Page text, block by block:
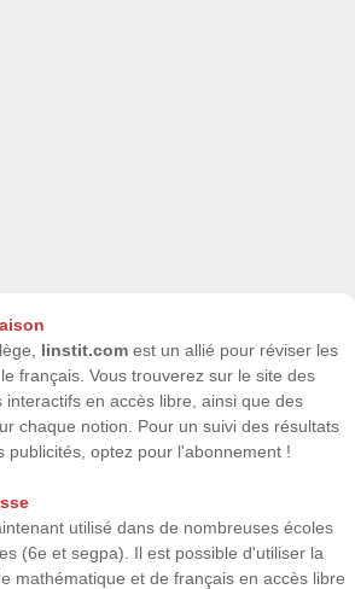
linstit.com est un allié pour réviser les
français. Vous trouverez sur le site des
interactifs en accès libre, ainsi que des
chaque notion. Pour un suivi des résultats
publicités, optez pour l'abonnement !
utilisé dans de nombreuses écoles
(6e et segpa). Il est possible d'utiliser la
mathématique et de français en accès libre